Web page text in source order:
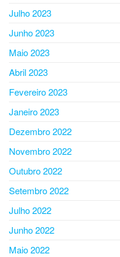
Julho 2023
Junho 2023
Maio 2023
Abril 2023
Fevereiro 2023
Janeiro 2023
Dezembro 2022
Novembro 2022
Outubro 2022
Setembro 2022
Julho 2022
Junho 2022
Maio 2022